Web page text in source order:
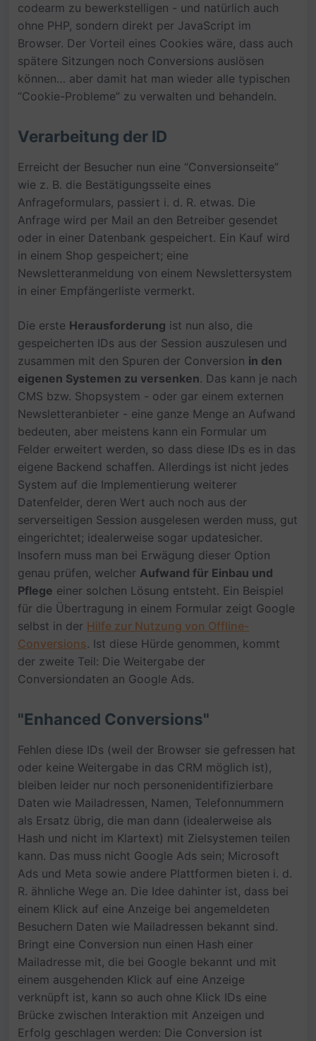
codearm zu bewerkstelligen - und natürlich auch
ohne PHP, sondern direkt per JavaScript im
Browser. Der Vorteil eines Cookies wäre, dass auch
spätere Sitzungen noch Conversions auslösen
können… aber damit hat man wieder alle typischen
“Cookie-Probleme” zu verwalten und behandeln.
Verarbeitung der ID
Erreicht der Besucher nun eine “Conversionseite”
wie z. B. die Bestätigungsseite eines
Anfrageformulars, passiert i. d. R. etwas. Die
Anfrage wird per Mail an den Betreiber gesendet
oder in einer Datenbank gespeichert. Ein Kauf wird
in einem Shop gespeichert; eine
Newsletteranmeldung von einem Newslettersystem
in einer Empfängerliste vermerkt.
Die erste Herausforderung ist nun also, die
gespeicherten IDs aus der Session auszulesen und
zusammen mit den Spuren der Conversion in den
eigenen Systemen zu versenken. Das kann je nach
CMS bzw. Shopsystem - oder gar einem externen
Newsletteranbieter - eine ganze Menge an Aufwand
bedeuten, aber meistens kann ein Formular um
Felder erweitert werden, so dass diese IDs es in das
eigene Backend schaffen. Allerdings ist nicht jedes
System auf die Implementierung weiterer
Datenfelder, deren Wert auch noch aus der
serverseitigen Session ausgelesen werden muss, gut
eingerichtet; idealerweise sogar updatesicher.
Insofern muss man bei Erwägung dieser Option
genau prüfen, welcher Aufwand für Einbau und
Pflege einer solchen Lösung entsteht. Ein Beispiel
für die Übertragung in einem Formular zeigt Google
selbst in der Hilfe zur Nutzung von Offline-
Conversions. Ist diese Hürde genommen, kommt
der zweite Teil: Die Weitergabe der
Conversiondaten an Google Ads.
"Enhanced Conversions"
Fehlen diese IDs (weil der Browser sie gefressen hat
oder keine Weitergabe in das CRM möglich ist),
bleiben leider nur noch personenidentifizierbare
Daten wie Mailadressen, Namen, Telefonnummern
als Ersatz übrig, die man dann (idealerweise als
Hash und nicht im Klartext) mit Zielsystemen teilen
kann. Das muss nicht Google Ads sein; Microsoft
Ads und Meta sowie andere Plattformen bieten i. d.
R. ähnliche Wege an. Die Idee dahinter ist, dass bei
einem Klick auf eine Anzeige bei angemeldeten
Besuchern Daten wie Mailadressen bekannt sind.
Bringt eine Conversion nun einen Hash einer
Mailadresse mit, die bei Google bekannt und mit
einem ausgehenden Klick auf eine Anzeige
verknüpft ist, kann so auch ohne Klick IDs eine
Brücke zwischen Interaktion mit Anzeigen und
Erfolg geschlagen werden: Die Conversion ist